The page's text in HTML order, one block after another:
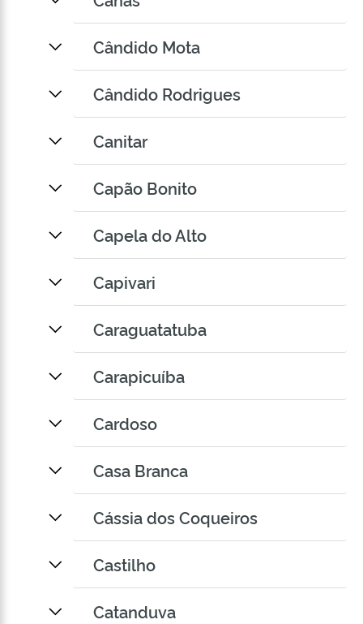
Cândido Mota
Cândido Rodrigues
Canitar
Capão Bonito
Capela do Alto
Capivari
Caraguatatuba
Carapicuíba
Cardoso
Casa Branca
Cássia dos Coqueiros
Castilho
Catanduva